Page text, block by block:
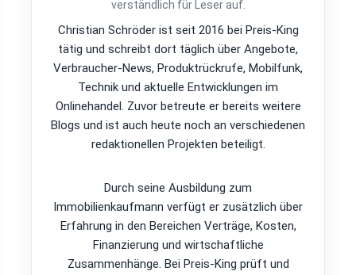
verständlich für Leser auf.
Christian Schröder ist seit 2016 bei Preis-King
tätig und schreibt dort täglich über Angebote,
Verbraucher-News, Produktrückrufe, Mobilfunk,
Technik und aktuelle Entwicklungen im
Onlinehandel. Zuvor betreute er bereits weitere
Blogs und ist auch heute noch an verschiedenen
redaktionellen Projekten beteiligt.
Durch seine Ausbildung zum
Immobilienkaufmann verfügt er zusätzlich über
Erfahrung in den Bereichen Verträge, Kosten,
Finanzierung und wirtschaftliche
Zusammenhänge. Bei Preis-King prüft und